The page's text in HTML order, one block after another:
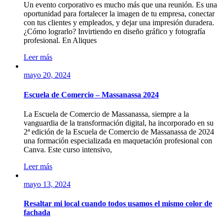
Un evento corporativo es mucho más que una reunión. Es una
oportunidad para fortalecer la imagen de tu empresa, conectar
con tus clientes y empleados, y dejar una impresión duradera.
¿Cómo lograrlo? Invirtiendo en diseño gráfico y fotografía
profesional. En Aliques
Leer más
mayo 20, 2024
Escuela de Comercio – Massanassa 2024
La Escuela de Comercio de Massanassa, siempre a la
vanguardia de la transformación digital, ha incorporado en su
2ª edición de la Escuela de Comercio de Massanassa de 2024
una formación especializada en maquetación profesional con
Canva. Este curso intensivo,
Leer más
mayo 13, 2024
Resaltar mi local cuando todos usamos el mismo color de
fachada